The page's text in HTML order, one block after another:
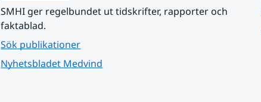
SMHI ger regelbundet ut tidskrifter, rapporter och
faktablad.
Sök publikationer
Nyhetsbladet Medvind